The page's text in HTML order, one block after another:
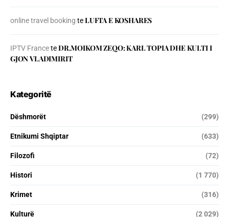
online travel booking teLUFTA E KOSHARES
IPTV FranceteDR.MOIKOM ZEQO: KARL TOPIA DHE KULTI I
GJON VLADIMIRIT
Kategoritë
Dëshmorët (299)
Etnikumi Shqiptar (633)
Filozofi (72)
Histori (1 770)
Krimet (316)
Kulturë (2 029)